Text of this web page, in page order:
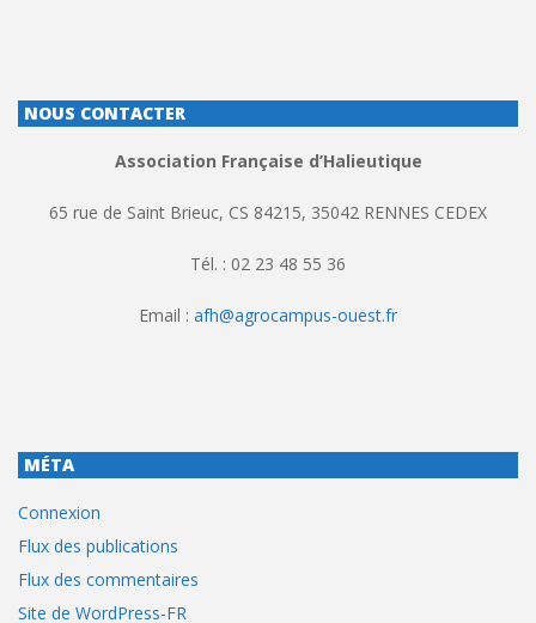
NOUS CONTACTER
Association Française d’Halieutique
65 rue de Saint Brieuc, CS 84215, 35042 RENNES CEDEX
Tél. : 02 23 48 55 36
Email : afh@agrocampus-ouest.fr
MÉTA
Connexion
Flux des publications
Flux des commentaires
Site de WordPress-FR